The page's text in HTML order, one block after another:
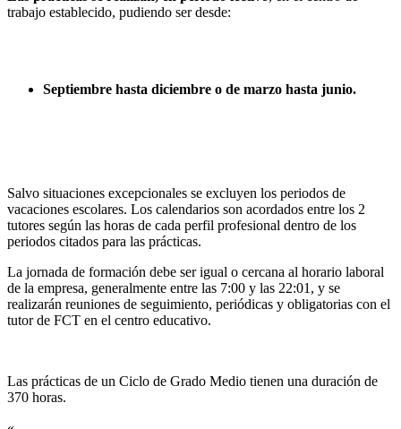
trabajo establecido, pudiendo ser desde:
Septiembre hasta diciembre o de marzo hasta junio.
Salvo situaciones excepcionales se excluyen los periodos de
vacaciones escolares. Los calendarios son acordados entre los 2
tutores según las horas de cada perfil profesional dentro de los
periodos citados para las prácticas.
La jornada de formación debe ser igual o cercana al horario laboral
de la empresa, generalmente entre las 7:00 y las 22:01, y se
realizarán reuniones de seguimiento, periódicas y obligatorias con el
tutor de FCT en el centro educativo.
Las prácticas de un Ciclo de Grado Medio tienen una duración de
370 horas.